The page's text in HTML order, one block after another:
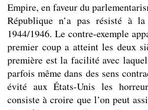
Empire, en faveur du
République n’a pas résisté à
1944/1946. Le contre-exemple
premier coup a atteint les deux
première est la facilité avec
parfois même dans des sens
évité aux États-Unis les
consiste à croire que l’on peut